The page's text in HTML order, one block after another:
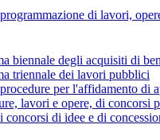
di lavori,
biennale degli acquisiti di
triennale dei lavori pubblici
per l'affidamento di
lavori e opere, di concorsi
concorsi di idee e di